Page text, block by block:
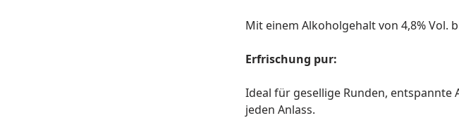
Mit einem Alkoholgehalt von 4,8% Vol.
Erfrischung pur:
Ideal für gesellige Runden, entspannte
jeden Anlass.